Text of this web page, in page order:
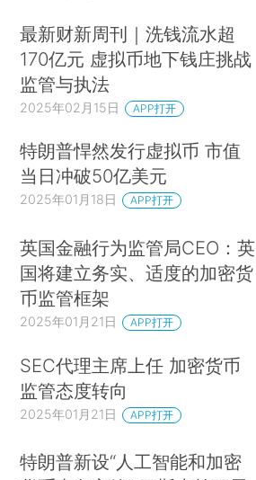
最新财新周刊｜洗钱流水超
170亿元 虚拟币地下钱庄挑战
监管与执法
2025年02月15日 APP打开
特朗普悍然发行虚拟币 市值
当日冲破50亿美元
2025年01月18日 APP打开
英国金融行为监管局CEO：英
国将建立务实、适度的加密货
币监管框架
2025年01月21日 APP打开
SEC代理主席上任 加密货币
监管态度转向
2025年01月21日 APP打开
特朗普新设“人工智能和加密